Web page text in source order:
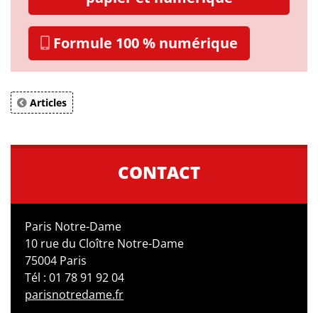
Formule 100 % numérique
Articles
CONTACT
Paris Notre-Dame
10 rue du Cloître Notre-Dame
75004 Paris
Tél : 01 78 91 92 04
parisnotredame.fr